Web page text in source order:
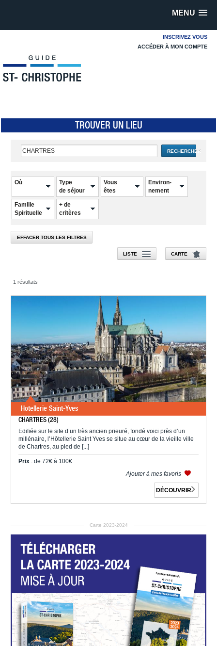
MENU
INSCRIVEZ VOUS
ACCÉDER À MON COMPTE
TROUVER UN LIEU
RECHERCHER
Où
Type
de séjour
Vous
êtes
Environ-
nement
Famille
Spirituelle
+ de
critères
EFFACER TOUS LES FILTRES
LISTE CARTE
1 résultats
Hotellerie Saint-Yves
CHARTRES (28)
Edifiée sur le site d’un très ancien prieuré, fondé voici près d’un
millénaire, l’Hôtellerie Saint Yves se situe au cœur de la vieille ville
de Chartres, au pied de [...]
Prix : de 72€ à 100€
Ajouter à mes favoris
DÉCOUVRIR
Carte 2023-2024